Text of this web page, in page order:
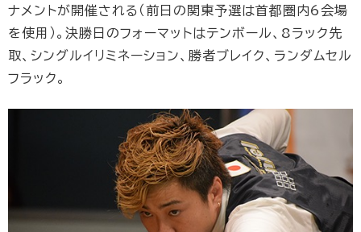
ナメントが開催される（前日の関東予選は首都圏内6会場
を使用）。決勝日のフォーマットはテンボール、8ラック先
取、シングルイリミネーション、勝者ブレイク、ランダムセル
フラック。